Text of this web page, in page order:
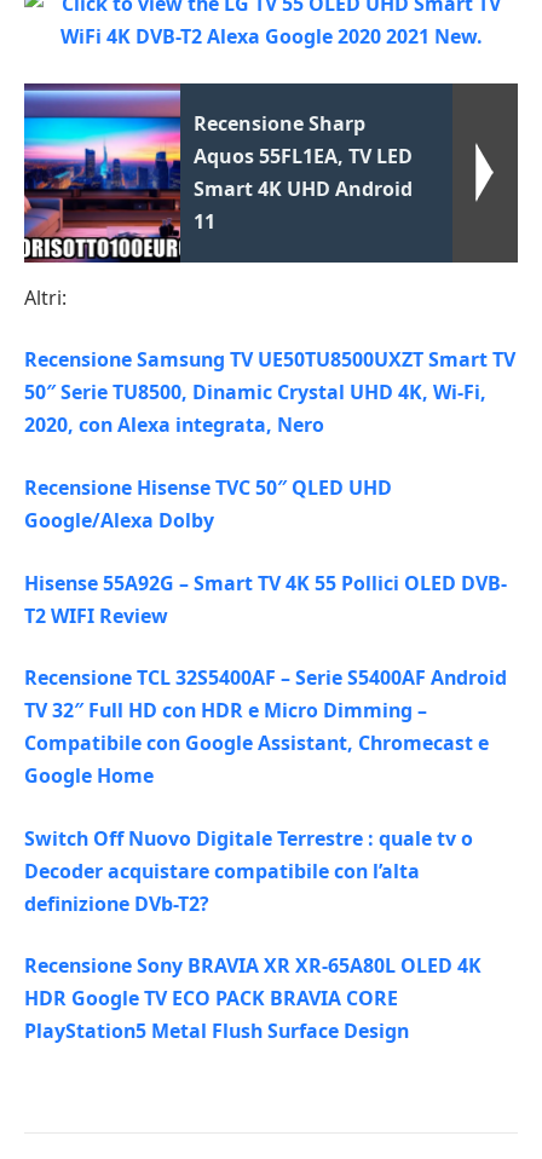
Recensione Sharp
Aquos 55FL1EA, TV LED
Smart 4K UHD Android
11
Altri:
Recensione Samsung TV UE50TU8500UXZT Smart TV
50″ Serie TU8500, Dinamic Crystal UHD 4K, Wi-Fi,
2020, con Alexa integrata, Nero
Recensione Hisense TVC 50″ QLED UHD
Google/Alexa Dolby
Hisense 55A92G – Smart TV 4K 55 Pollici OLED DVB-
T2 WIFI Review
Recensione TCL 32S5400AF – Serie S5400AF Android
TV 32″ Full HD con HDR e Micro Dimming –
Compatibile con Google Assistant, Chromecast e
Google Home
Switch Off Nuovo Digitale Terrestre : quale tv o
Decoder acquistare compatibile con l’alta
definizione DVb-T2?
Recensione Sony BRAVIA XR XR-65A80L OLED 4K
HDR Google TV ECO PACK BRAVIA CORE
PlayStation5 Metal Flush Surface Design